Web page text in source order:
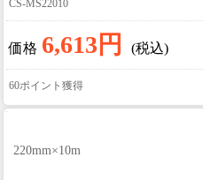
CS-MS22010
価格 6,613円 (税込)
60ポイント獲得
220mm×10m